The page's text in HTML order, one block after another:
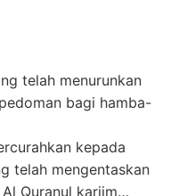
telah menurunkan
bagi hamba-
kepada
telah mengentaskan
Quranul kariim…